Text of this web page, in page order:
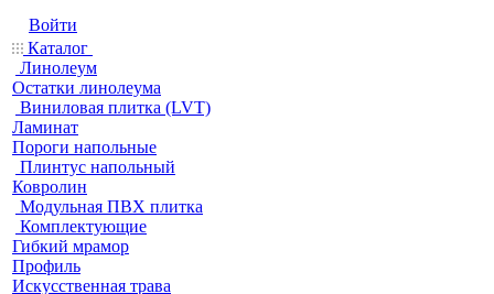
Войти
Каталог
Линолеум
Остатки линолеума
Виниловая плитка (LVT)
Ламинат
Пороги напольные
Плинтус напольный
Ковролин
Модульная ПВХ плитка
Комплектующие
Гибкий мрамор
Профиль
Искусственная трава